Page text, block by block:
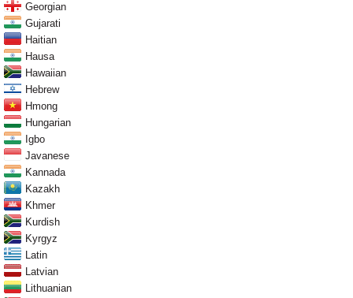
Georgian
Gujarati
Haitian
Hausa
Hawaiian
Hebrew
Hmong
Hungarian
Igbo
Javanese
Kannada
Kazakh
Khmer
Kurdish
Kyrgyz
Latin
Latvian
Lithuanian